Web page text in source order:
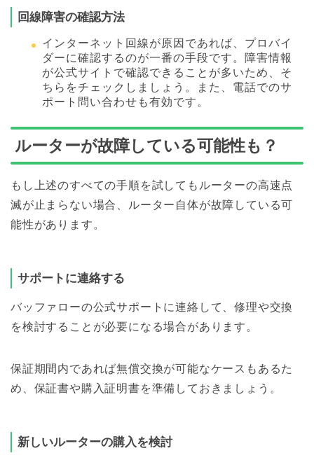
回線障害の確認方法
インターネット回線が原因であれば、プロバイ
ダーに確認するのが一番の手段です。障害情報
が公式サイトで確認できることが多いため、そ
ちらをチェックしましょう。また、電話でのサ
ポート問い合わせも有効です。
ルーターが故障している可能性も？
もし上述のすべての手順を試してもルーターの高速点
滅が止まらない場合、ルーター自体が故障している可
能性があります。
サポートに連絡する
バッファローの公式サポートに連絡して、修理や交換
を検討することが必要になる場合があります。
保証期間内であれば無償交換が可能なケースもあるた
め、保証書や購入証明書を準備しておきましょう。
新しいルーターの購入を検討